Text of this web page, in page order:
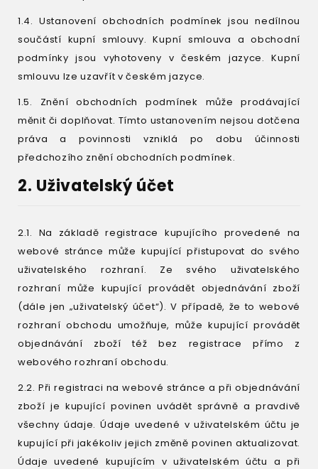
1.4. Ustanovení obchodních podmínek jsou nedílnou
součástí kupní smlouvy. Kupní smlouva a obchodní
podmínky jsou vyhotoveny v českém jazyce. Kupní
smlouvu lze uzavřít v českém jazyce.
1.5. Znění obchodních podmínek může prodávající
měnit či doplňovat. Tímto ustanovením nejsou dotčena
práva a povinnosti vzniklá po dobu účinnosti
předchozího znění obchodních podmínek.
2. Uživatelský účet
2.1. Na základě registrace kupujícího provedené na
webové stránce může kupující přistupovat do svého
uživatelského rozhraní. Ze svého uživatelského
rozhraní může kupující provádět objednávání zboží
(dále jen „uživatelský účet“). V případě, že to webové
rozhraní obchodu umožňuje, může kupující provádět
objednávání zboží též bez registrace přímo z
webového rozhraní obchodu.
2.2. Při registraci na webové stránce a při objednávání
zboží je kupující povinen uvádět správně a pravdivě
všechny údaje. Údaje uvedené v uživatelském účtu je
kupující při jakékoliv jejich změně povinen aktualizovat.
Údaje uvedené kupujícím v uživatelském účtu a při